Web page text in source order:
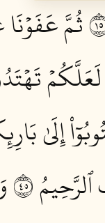
ثُمَّ
إِلَىٰ
٥٤